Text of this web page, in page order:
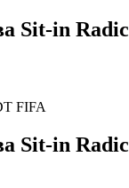
Sit-in
FIFA
Sit-in